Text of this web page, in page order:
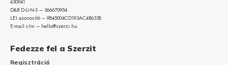
430941
D&B D-U-N-S – 366670954
LEI azonosító – 9845004CD193AC4B6338
E-mail cím – hello@szerzi.hu
Fedezze fel a Szerzit
Regisztráció